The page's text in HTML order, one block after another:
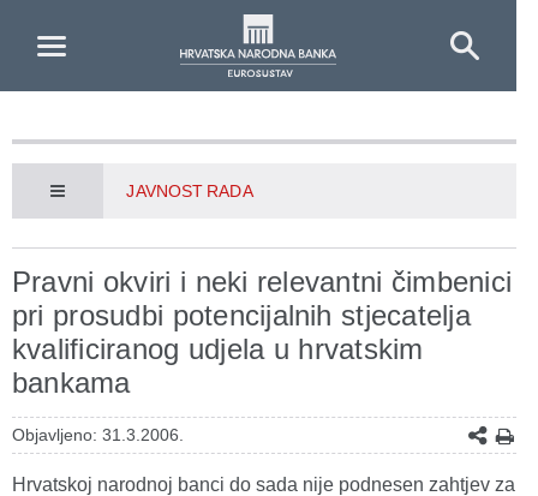
JAVNOST RADA
Pravni okviri i neki relevantni čimbenici
pri prosudbi potencijalnih stjecatelja
kvalificiranog udjela u hrvatskim
bankama
Objavljeno: 31.3.2006.
Hrvatskoj narodnoj banci do sada nije podnesen zahtjev za